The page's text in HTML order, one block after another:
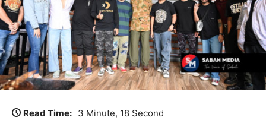
Read Time: 3 Minute, 18 Second